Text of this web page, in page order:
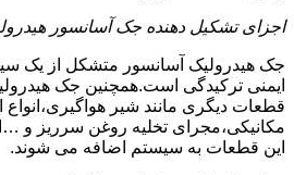
اجزای تشکیل دهنده جک آسانسور
جک هیدرولیک آسانسور متشکل از یک
ایمنی ترکیدگی است.همچنین جک
قطعات دیگری مانند شیر هواگیری،انواع
مکانیکی،مجرای تخلیه روغن سرریز و
این قطعات به سیستم اضافه می شوند.